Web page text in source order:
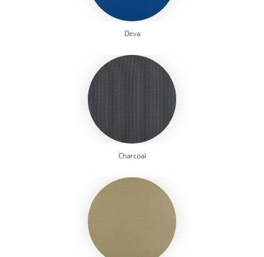
Deva
Charcoal